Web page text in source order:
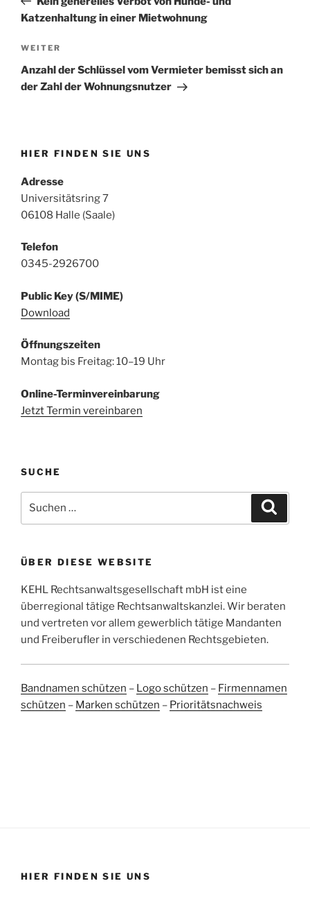
Katzenhaltung in einer Mietwohnung
Nächster
Beitrag
WEITER
Anzahl der Schlüssel vom Vermieter bemisst sich an
der Zahl der Wohnungsnutzer
HIER FINDEN SIE UNS
Adresse
Universitätsring 7
06108 Halle (Saale)
Telefon
0345-2926700
Public Key (S/MIME)
Download
Öffnungszeiten
Montag bis Freitag: 10–19 Uhr
Online-Terminvereinbarung
Jetzt Termin vereinbaren
SUCHE
nach:
ÜBER DIESE WEBSITE
KEHL Rechtsanwaltsgesellschaft mbH ist eine
überregional tätige Rechtsanwaltskanzlei. Wir beraten
und vertreten vor allem gewerblich tätige Mandanten
und Freiberufler in verschiedenen Rechtsgebieten.
Bandnamen schützen – Logo schützen – Firmennamen
schützen – Marken schützen – Prioritätsnachweis
HIER FINDEN SIE UNS